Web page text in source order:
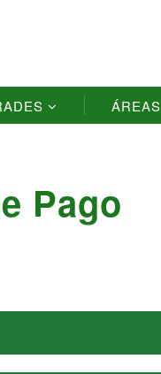
ÁREAS
Pago